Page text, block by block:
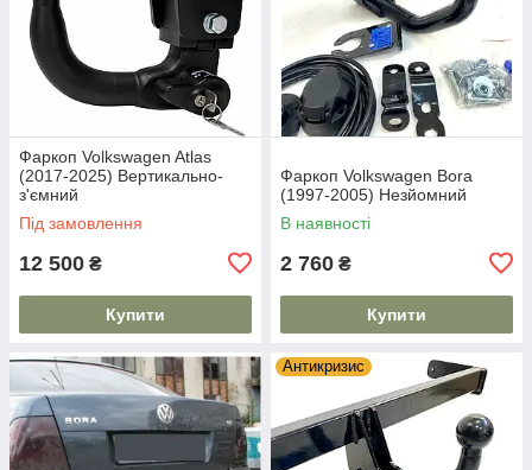
Фаркоп Volkswagen Atlas
(2017-2025) Вертикально-
з'ємний
Під замовлення
12 500 ₴
Купити
Фаркоп Volkswagen Bora
(1997-2005) Незйомний
В наявності
2 760 ₴
Купити
Антикризис